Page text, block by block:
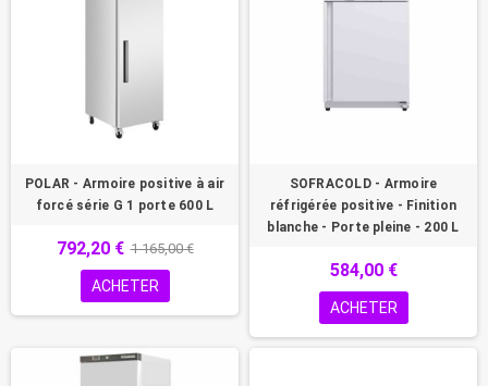
POLAR - Armoire positive à air
forcé série G 1 porte 600 L
792,20 € 1 165,00 €
ACHETER
SOFRACOLD - Armoire
réfrigérée positive - Finition
blanche - Porte pleine - 200 L
584,00 €
ACHETER